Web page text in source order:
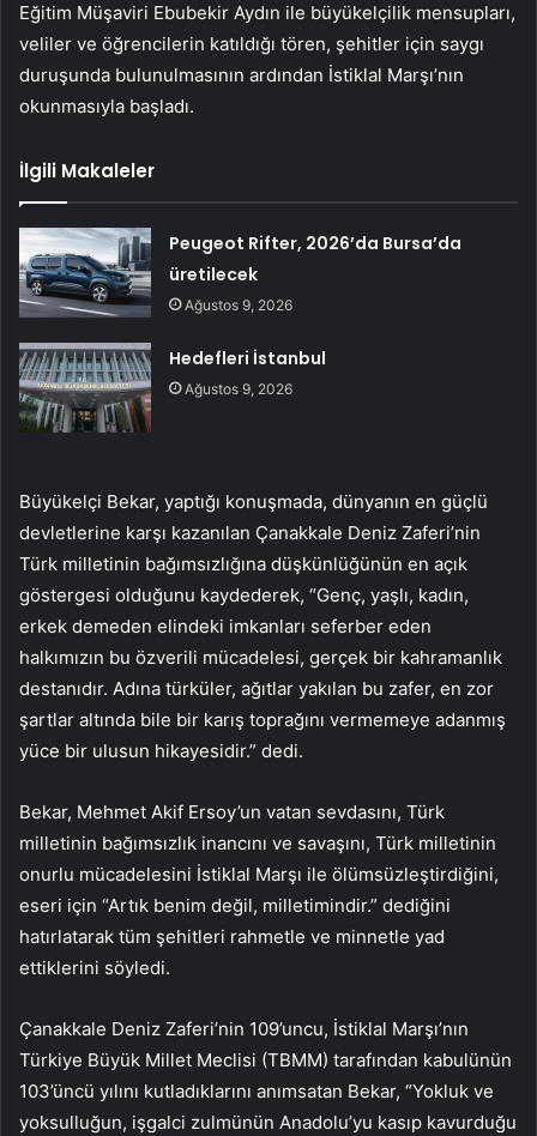
Eğitim Müşaviri Ebubekir Aydın ile büyükelçilik mensupları,
veliler ve öğrencilerin katıldığı tören, şehitler için saygı
duruşunda bulunulmasının ardından İstiklal Marşı’nın
okunmasıyla başladı.
İlgili Makaleler
Peugeot Rifter, 2026’da Bursa’da
üretilecek
Ağustos 9, 2026
Hedefleri İstanbul
Ağustos 9, 2026
Büyükelçi Bekar, yaptığı konuşmada, dünyanın en güçlü
devletlerine karşı kazanılan Çanakkale Deniz Zaferi’nin
Türk milletinin bağımsızlığına düşkünlüğünün en açık
göstergesi olduğunu kaydederek, “Genç, yaşlı, kadın,
erkek demeden elindeki imkanları seferber eden
halkımızın bu özverili mücadelesi, gerçek bir kahramanlık
destanıdır. Adına türküler, ağıtlar yakılan bu zafer, en zor
şartlar altında bile bir karış toprağını vermemeye adanmış
yüce bir ulusun hikayesidir.” dedi.
Bekar, Mehmet Akif Ersoy’un vatan sevdasını, Türk
milletinin bağımsızlık inancını ve savaşını, Türk milletinin
onurlu mücadelesini İstiklal Marşı ile ölümsüzleştirdiğini,
eseri için “Artık benim değil, milletimindir.” dediğini
hatırlatarak tüm şehitleri rahmetle ve minnetle yad
ettiklerini söyledi.
Çanakkale Deniz Zaferi’nin 109’uncu, İstiklal Marşı’nın
Türkiye Büyük Millet Meclisi (TBMM) tarafından kabulünün
103’üncü yılını kutladıklarını anımsatan Bekar, “Yokluk ve
yoksulluğun, işgalci zulmünün Anadolu’yu kasıp kavurduğu